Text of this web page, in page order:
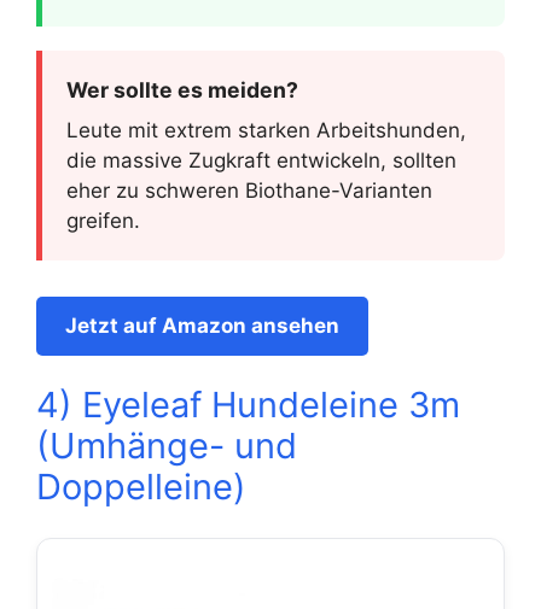
Wer sollte es meiden?
Leute mit extrem starken Arbeitshunden,
die massive Zugkraft entwickeln, sollten
eher zu schweren Biothane-Varianten
greifen.
Jetzt auf Amazon ansehen
4) Eyeleaf Hundeleine 3m
(Umhänge- und
Doppelleine)